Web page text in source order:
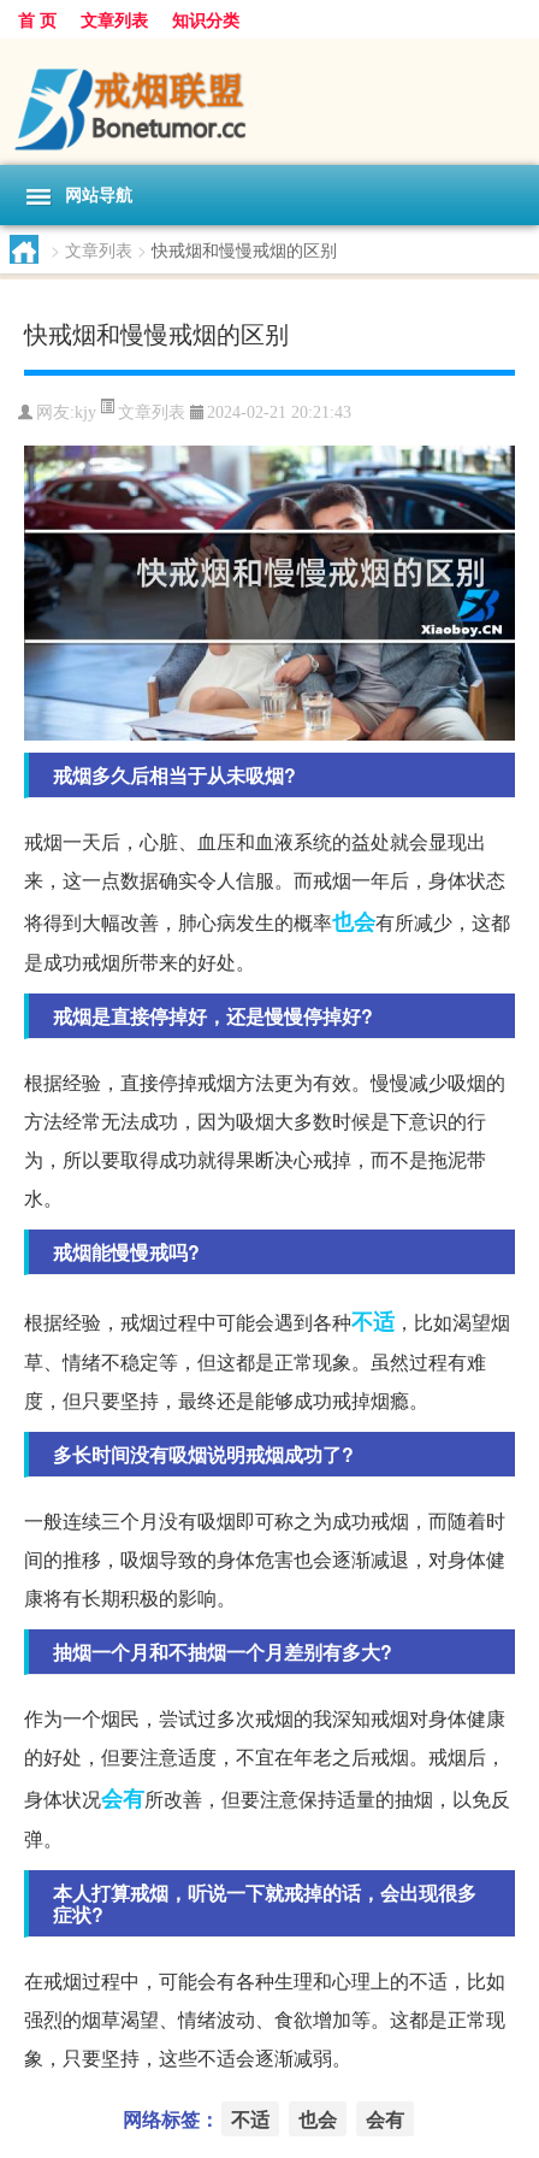
首 页 文章列表 知识分类
网站导航
> 文章列表 > 快戒烟和慢慢戒烟的区别
快戒烟和慢慢戒烟的区别
网友: kjy 文章列表 2024-02-21 20:21:43
戒烟多久后相当于从未吸烟?
戒烟一天后，心脏、血压和血液系统的益处就会显现出
来，这一点数据确实令人信服。而戒烟一年后，身体状态
将得到大幅改善，肺心病发生的概率也会有所减少，这都
是成功戒烟所带来的好处。
戒烟是直接停掉好，还是慢慢停掉好?
根据经验，直接停掉戒烟方法更为有效。慢慢减少吸烟的
方法经常无法成功，因为吸烟大多数时候是下意识的行
为，所以要取得成功就得果断决心戒掉，而不是拖泥带
水。
戒烟能慢慢戒吗?
根据经验，戒烟过程中可能会遇到各种不适 ，比如渴望烟
草、情绪不稳定等，但这都是正常现象。虽然过程有难
度，但只要坚持，最终还是能够成功戒掉烟瘾。
多长时间没有吸烟说明戒烟成功了?
一般连续三个月没有吸烟即可称之为成功戒烟，而随着时
间的推移，吸烟导致的身体危害也会逐渐减退，对身体健
康将有长期积极的影响。
抽烟一个月和不抽烟一个月差别有多大?
作为一个烟民，尝试过多次戒烟的我深知戒烟对身体健康
的好处，但要注意适度，不宜在年老之后戒烟。戒烟后，
身体状况会有所改善，但要注意保持适量的抽烟，以免反
弹。
本人打算戒烟，听说一下就戒掉的话，会出现很多
症状?
在戒烟过程中，可能会有各种生理和心理上的不适，比如
强烈的烟草渴望、情绪波动、食欲增加等。这都是正常现
象，只要坚持，这些不适会逐渐减弱。
网络标签： 不适 也会 会有